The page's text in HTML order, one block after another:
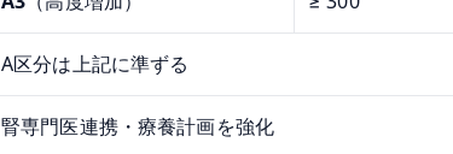
A区分は上記に準ずる
腎専門医連携・療養計画を強化